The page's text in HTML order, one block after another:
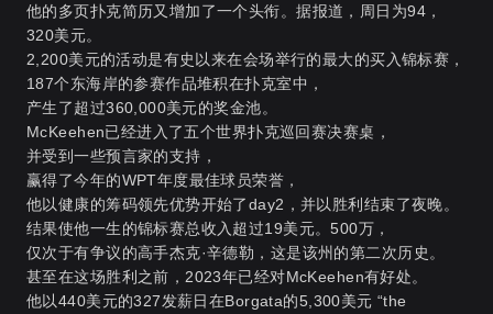
他的多页扑克简历又增加了一个头衔。据报道，周日为94，
320美元。
2,200美元的活动是有史以来在会场举行的最大的买入锦标赛，
187个东海岸的参赛作品堆积在扑克室中，
产生了超过360,000美元的奖金池。
McKeehen已经进入了五个世界扑克巡回赛决赛桌，
并受到一些预言家的支持，
赢得了今年的WPT年度最佳球员荣誉，
他以健康的筹码领先优势开始了day2，并以胜利结束了夜晚。
结果使他一生的锦标赛总收入超过19美元。500万，
仅次于有争议的高手杰克·辛德勒，这是该州的第二次历史。
甚至在这场胜利之前，2023年已经对McKeehen有好处。
他以440美元的327发薪日在Borgata的5,300美元 “the